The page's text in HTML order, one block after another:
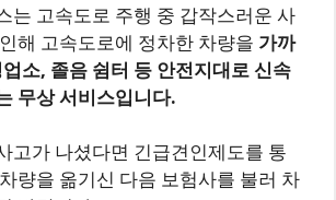
는 고속도로 주행 중 갑작스러운 사
해 고속도로에 정차한 차량을 가까
소, 졸음 쉼터 등 안전지대로 신속
무상 서비스입니다.
고가 나셨다면 긴급견인제도를 통
량을 옮기신 다음 보험사를 불러 차